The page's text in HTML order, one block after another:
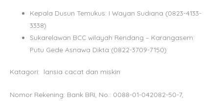
Kepala Dusun Temukus: I Wayan Sudiana (0823-4133-
3338)
Sukarelawan BCC wilayah Rendang – Karangasem:
Putu Gede Asnawa Dikta (0822-3709-7150)
Katagori: lansia cacat dan miskin
Nomor Rekening: Bank BRI, No.: 0088-01-042082-50-7,